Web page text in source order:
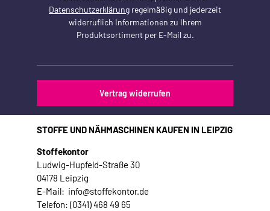
Datenschutzerklärung regelmäßig und jederzeit
widerruflich Informationen zu Ihrem
Produktsortiment per E-Mail zu.
Vertrag widerrufen
STOFFE UND NÄHMASCHINEN KAUFEN IN LEIPZIG
Stoffekontor
Ludwig-Hupfeld-Straße 30
04178 Leipzig
E-Mail: info@stoffekontor.de
Telefon: (0341) 468 49 65